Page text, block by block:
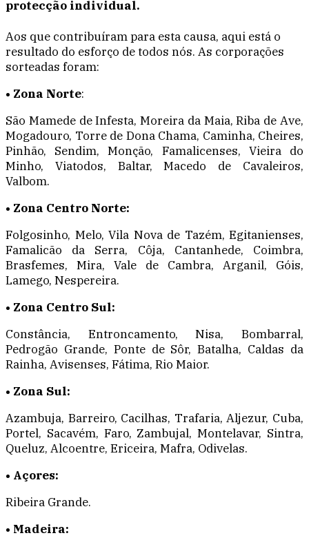
protecção individual.
Aos que contribuíram para esta causa, aqui está o
resultado do esforço de todos nós. As corporações
sorteadas foram:
• Zona Norte:
São Mamede de Infesta, Moreira da Maia, Riba de Ave,
Mogadouro, Torre de Dona Chama, Caminha, Cheires,
Pinhão, Sendim, Monção, Famalicenses, Vieira do
Minho, Viatodos, Baltar, Macedo de Cavaleiros,
Valbom.
• Zona Centro Norte:
Folgosinho, Melo, Vila Nova de Tazém, Egitanienses,
Famalicão da Serra, Côja, Cantanhede, Coimbra,
Brasfemes, Mira, Vale de Cambra, Arganil, Góis,
Lamego, Nespereira.
• Zona Centro Sul:
Constância, Entroncamento, Nisa, Bombarral,
Pedrogão Grande, Ponte de Sôr, Batalha, Caldas da
Rainha, Avisenses, Fátima, Rio Maior.
• Zona Sul:
Azambuja, Barreiro, Cacilhas, Trafaria, Aljezur, Cuba,
Portel, Sacavém, Faro, Zambujal, Montelavar, Sintra,
Queluz, Alcoentre, Ericeira, Mafra, Odivelas.
• Açores:
Ribeira Grande.
• Madeira: